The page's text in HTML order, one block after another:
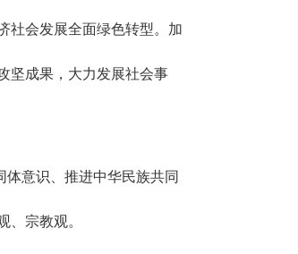
社会发展全面绿色转型。加
坚成果，大力发展社会事
意识、推进中华民族共同
宗教观。